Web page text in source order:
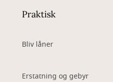
Praktisk
Bliv låner
Erstatning og gebyr